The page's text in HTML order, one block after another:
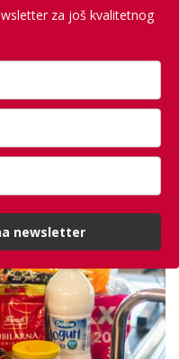
mirovina.hr na
informirani
za još kvalitetnog
newsletter